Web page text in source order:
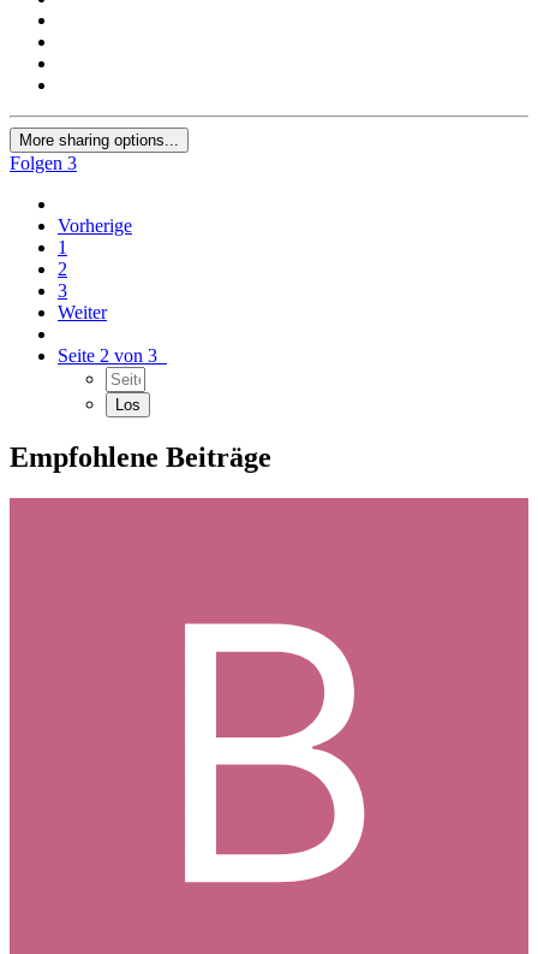
More sharing options...
Folgen 3
Vorherige
1
2
3
Weiter
Seite 2 von 3
Empfohlene Beiträge